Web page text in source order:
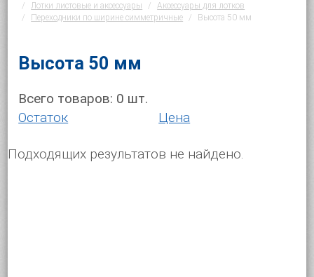
Лотки листовые и аксессуары
Аксессуары для лотков
Переходники по ширине симметричные
Высота 50 мм
Высота 50 мм
Всего товаров: 0 шт.
Остаток
Цена
Подходящих результатов не найдено.